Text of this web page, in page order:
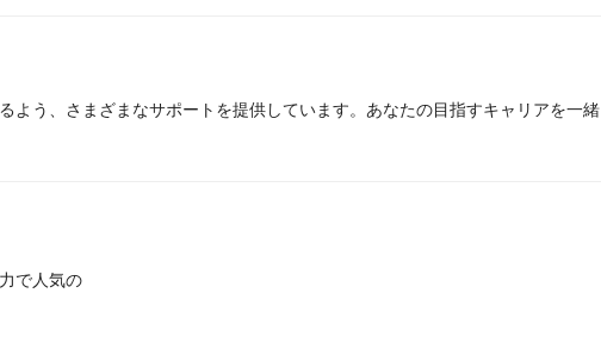
よう、さまざまなサポートを提供しています。あなたの目指すキャリアを一緒
で人気の